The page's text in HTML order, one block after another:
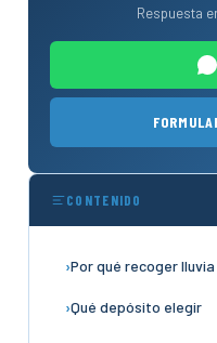
Respuesta
CONTENIDO
Por qué recoger lluvia
Qué depósito elegir